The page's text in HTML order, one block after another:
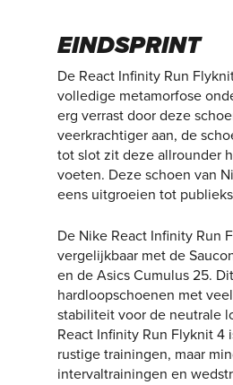
EINDSPRINT
De React Infinity Run
volledige metamorfose
erg verrast door deze
veerkrachtiger aan, de
tot slot zit deze allrounder
voeten. Deze schoen van
eens uitgroeien tot
De Nike React Infinity Run
vergelijkbaar met de
en de Asics Cumulus 25.
hardloopschoenen met
stabiliteit voor de neutrale
React Infinity Run Flyknit 4
rustige trainingen, maar
intervaltrainingen en